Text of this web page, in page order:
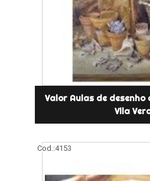
Valor Aulas de
Vila
Cod.:4153